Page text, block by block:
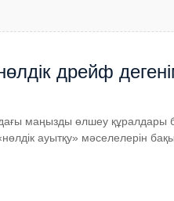
дрейф
маңызды өлшеу құралдары
ауытқу» мәселелерін